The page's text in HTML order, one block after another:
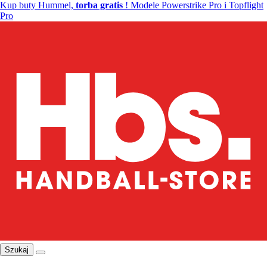
Kup buty Hummel, torba gratis ! Modele Powerstrike Pro i Topflight
Pro
Szukaj